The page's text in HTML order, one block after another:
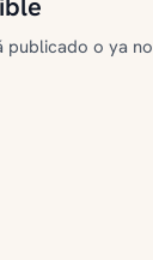
publicado o ya no